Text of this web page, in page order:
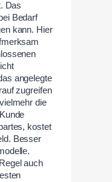
Das
Bedarf
kann. Hier
angelegte
zugreifen
die
kostet
Besser
auch